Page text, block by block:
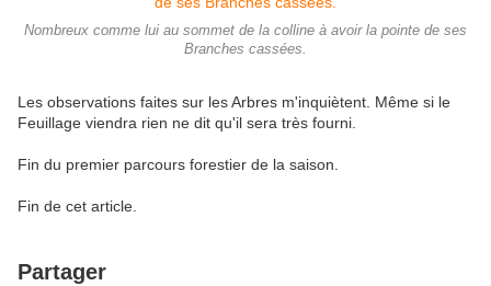
Nombreux comme lui au sommet de la colline à avoir la pointe de ses
Branches cassées.
Les observations faites sur les Arbres m'inquiètent. Même si le
Feuillage viendra rien ne dit qu'il sera très fourni.
Fin du premier parcours forestier de la saison.
Fin de cet article.
Partager